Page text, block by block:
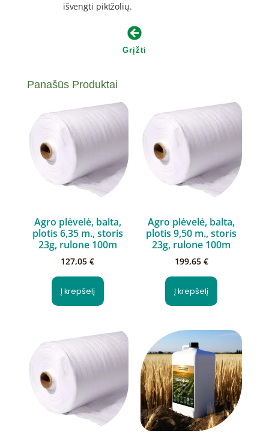
išvengti piktžolių.
Grįžti
Panašūs Produktai
Agro plėvelė, balta,
plotis 6,35 m., storis
23g, rulone 100m
127,05€
Į krepšelį
Agro plėvelė, balta,
plotis 9,50 m., storis
23g, rulone 100m
199,65 €
Į krepšelį